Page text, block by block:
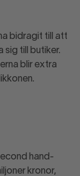
bidragit till att
sig till butiker.
blir extra
hand-
kronor,